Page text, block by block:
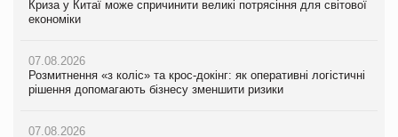
Криза у Китаї може спричинити великі потрясіння для світової
економіки
07.08.2026
Розмитнення «з коліс» та крос-докінг: як оперативні логістичні
рішення допомагають бізнесу зменшити ризики
07.08.2026
Криза у Китаї може спричинити великі потрясіння для світової
економіки
07.08.2026
Розмитнення «з коліс» та крос-докінг: як оперативні логістичні
рішення допомагають бізнесу зменшити ризики
07.08.2026
Криза у Китаї може спричинити великі потрясіння для світової
економіки
07.08.2026
Kraft Heinz скоротила збиток у першому півріччі
Продажі Hugo Boss впали на 9%